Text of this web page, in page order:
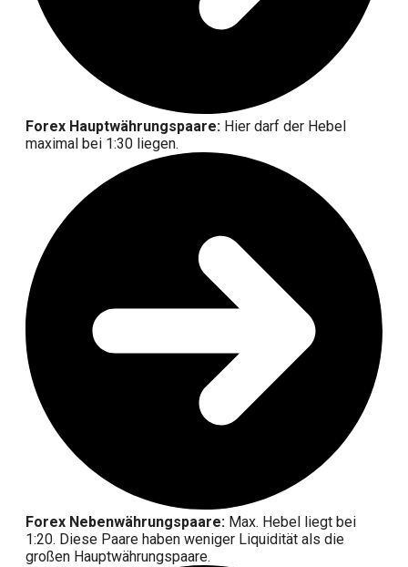
Forex Hauptwährungspaare: Hier darf der Hebel
maximal bei 1:30 liegen.
Forex Nebenwährungspaare: Max. Hebel liegt bei
1:20. Diese Paare haben weniger Liquidität als die
großen Hauptwährungspaare.